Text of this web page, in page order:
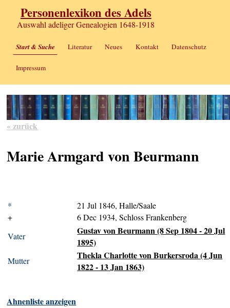
Personenlexikon des Adels
Auswahl adeliger Genealogien 1648-1918
Start & Suche Literatur Neues Kontakt Datenschutz
Impressum
« zurück
Marie Armgard von Beurmann
*
21 Jul 1846, Halle/Saale
+
6 Dec 1934, Schloss Frankenberg
Vater
Gustav von Beurmann (8 Sep 1804 - 20 Jul
1895)
Mutter
Thekla Charlotte von Burkersroda (4 Jun
1822 - 13 Jan 1863)
Ahnenliste anzeigen